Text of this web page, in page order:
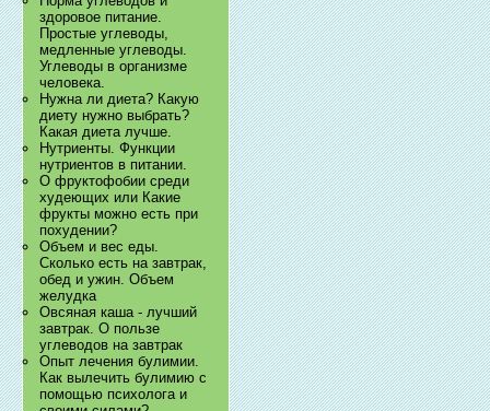
здоровое питание.
Простые углеводы,
медленные углеводы.
Углеводы в организме
человека.
Нужна ли диета? Какую
диету нужно выбрать?
Какая диета лучше.
Нутриенты. Функции
нутриентов в питании.
О фруктофобии среди
худеющих или Какие
фрукты можно есть при
похудении?
Объем и вес еды.
Сколько есть на завтрак,
обед и ужин. Объем
желудка
Овсяная каша - лучший
завтрак. О пользе
углеводов на завтрак
Опыт лечения булимии.
Как вылечить булимию с
помощью психолога и